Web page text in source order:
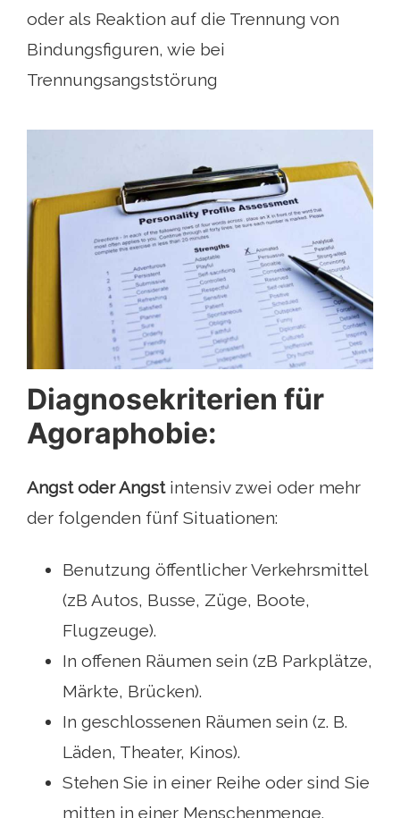
oder als Reaktion auf die Trennung von
Bindungsfiguren, wie bei
Trennungsangststörung
Diagnosekriterien für
Agoraphobie:
Angst oder Angstintensiv zwei oder mehr
der folgenden fünf Situationen:
Benutzung öffentlicher Verkehrsmittel
(zB Autos, Busse, Züge, Boote,
Flugzeuge).
In offenen Räumen sein (zB Parkplätze,
Märkte, Brücken).
In geschlossenen Räumen sein (z. B.
Läden, Theater, Kinos).
Stehen Sie in einer Reihe oder sind Sie
mitten in einer Menschenmenge.